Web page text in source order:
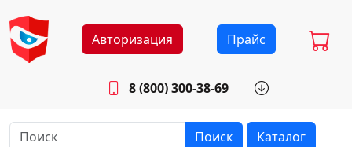
Авторизация Прайс
8 (800) 300-38-69
Будни: 8.30 - 17.00
Поиск Каталог